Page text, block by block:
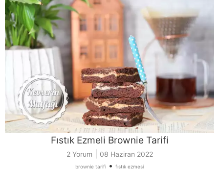
Fıstık Ezmeli Brownie Tarifi
2 Yorum 08 Haziran 2022
brownie tarifi • fıstık ezmesi